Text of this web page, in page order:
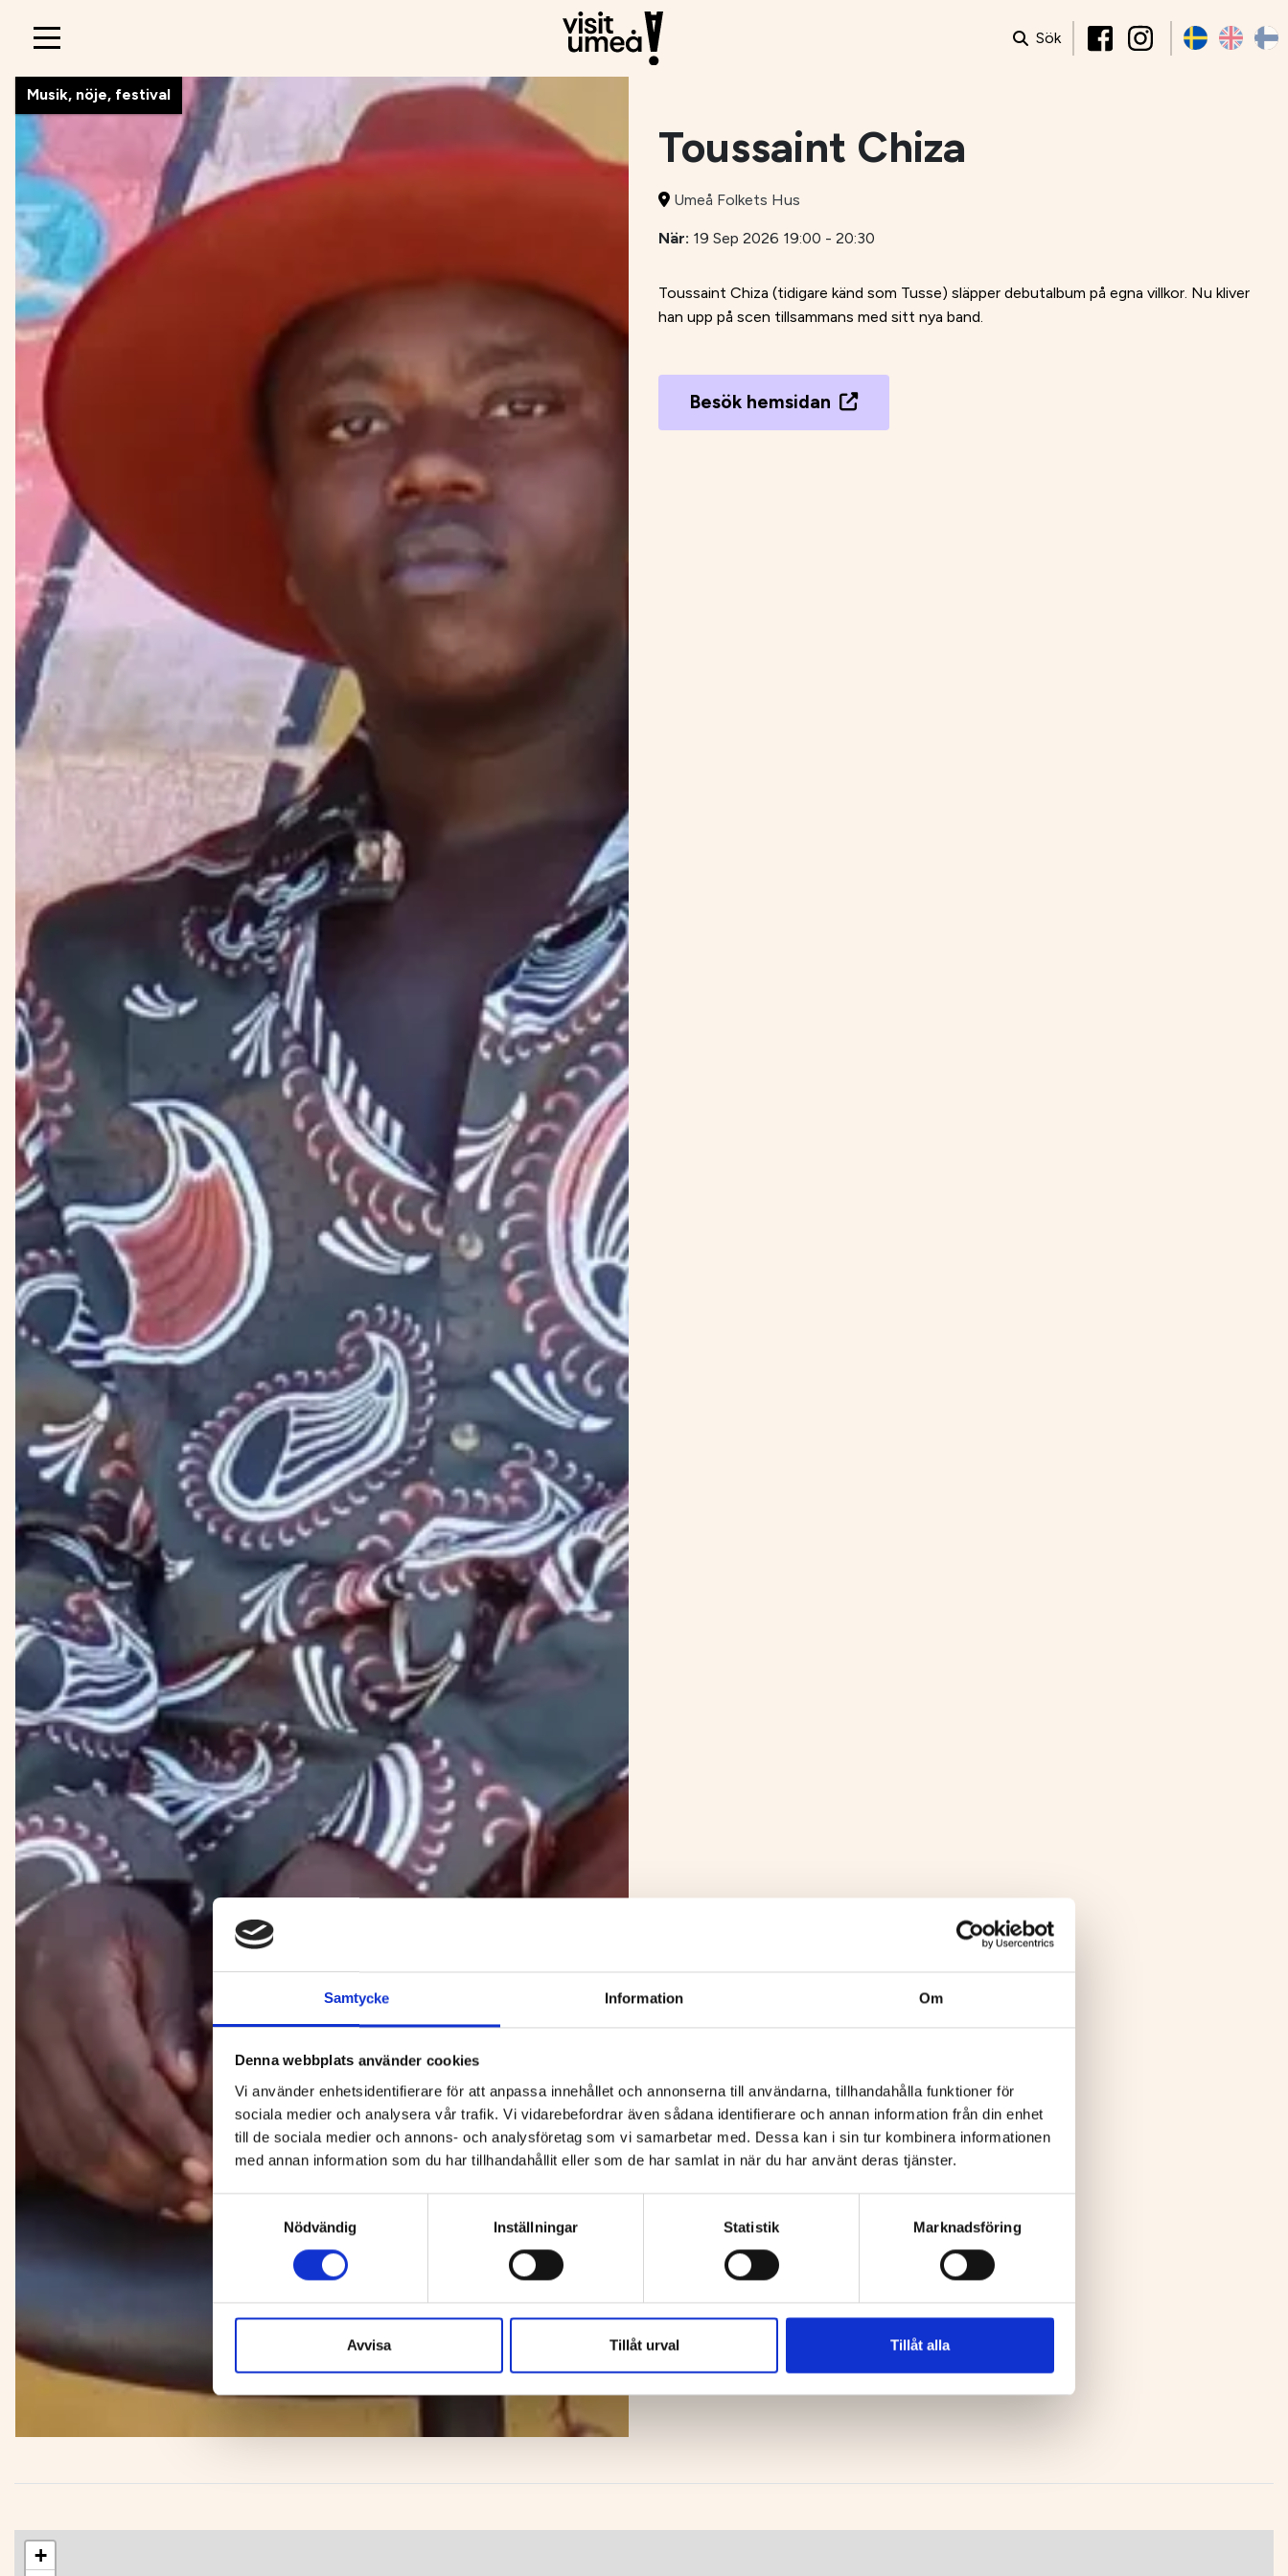
Samtycke Information Om
Denna webbplats använder cookies
Vi använder enhetsidentifierare för att anpassa innehållet och annonserna till användarna, tillhandahålla funktioner för
sociala medier och analysera vår trafik. Vi vidarebefordrar även sådana identifierare och annan information från din enhet
till de sociala medier och annons- och analysföretag som vi samarbetar med. Dessa kan i sin tur kombinera informationen
med annan information som du har tillhandahållit eller som de har samlat in när du har använt deras tjänster.
Nödvändig
Inställningar Statistik Marknadsföring
Avvisa Tillåt urval Tillåt alla
Main
Sök
Musik, nöje, festival
Toussaint Chiza
Umeå Folkets Hus
När: 19 Sep 2026 19:00 - 20:30
Toussaint Chiza (tidigare känd som Tusse) släpper debutalbum på egna villkor. Nu kliver
han upp på scen tillsammans med sitt nya band.
Besök hemsidan
+